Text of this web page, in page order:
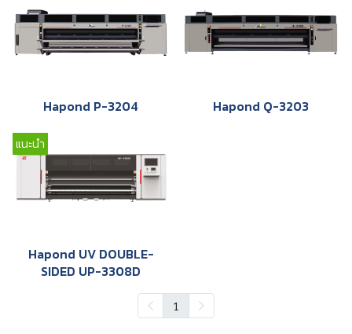
Hapond P-3204 Hapond Q-3203
แนะนำ
Hapond UV DOUBLE-
SIDED UP-3308D
1